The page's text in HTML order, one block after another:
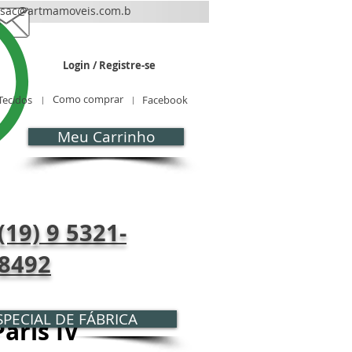
sac@artmamoveis.com.b
Login / Registre-se
Como comprar Facebook
Meu Carrinho
IV
DE FÁBRICA
9 5321-